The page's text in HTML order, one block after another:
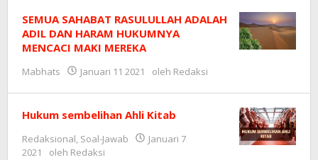
SEMUA SAHABAT RASULULLAH ADALAH
ADIL DAN HARAM HUKUMNYA
MENCACI MAKI MEREKA
Mabhats Januari 11 2021 oleh Redaksi
Hukum sembelihan Ahli Kitab
Redaksional, Soal-Jawab
Januari 7
2021
oleh Redaksi